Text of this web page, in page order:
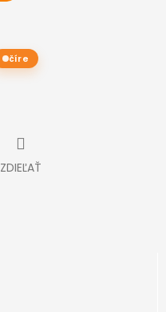
číre
ZDIEĽAŤ